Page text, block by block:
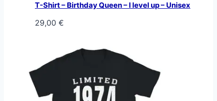
T-Shirt – Birthday Queen – I level up – Unisex
29,00 €